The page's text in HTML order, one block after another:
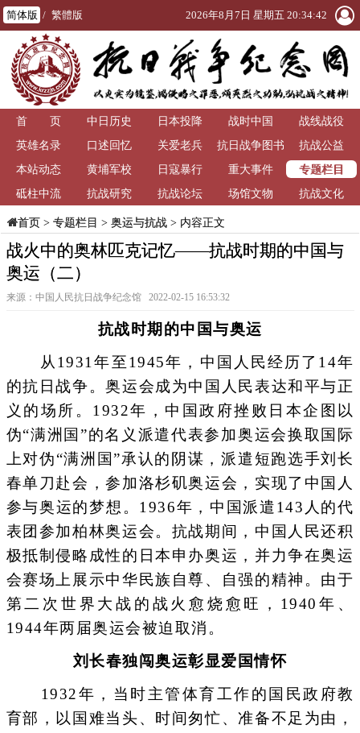
简体版 / 繁體版 2026年8月7日 星期五 20:34:44
首 页 中日历史 日本投降 战时中国
战线战役
英雄名录
口述回忆 关爱老兵
抗日战争图书
馆
抗战公益
本站动态
黄埔军校 日寇暴行 重大事件
专题栏目
砥柱中流
抗战研究 抗战论坛 场馆文物 抗战文化
首页> 专题栏目 > 奥运与抗战> 内容正文
战火中的奥林匹克记忆——抗战时期的中国与
奥运（二）
来源：中国人民抗日战争纪念馆 2022-02-15 16:53:32
抗战时期的中国与奥运
从1931年至1945年，中国人民经历了14年
的抗日战争。奥运会成为中国人民表达和平与正
义的场所。1932年，中国政府挫败日本企图以
伪“满洲国”的名义派遣代表参加奥运会换取国际
上对伪“满洲国”承认的阴谋，派遣短跑选手刘长
春单刀赴会，参加洛杉矶奥运会，实现了中国人
参与奥运的梦想。1936年，中国派遣143人的代
表团参加柏林奥运会。抗战期间，中国人民还积
极抵制侵略成性的日本申办奥运，并力争在奥运
会赛场上展示中华民族自尊、自强的精神。由于
第二次世界大战的战火愈烧愈旺，1940年、
1944年两届奥运会被迫取消。
刘长春独闯奥运彰显爱国情怀
1932年，当时主管体育工作的国民政府教
育部，以国难当头、时间匆忙、准备不足为由，